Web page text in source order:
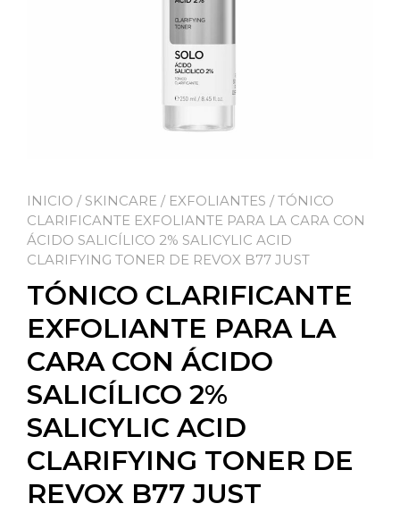
INICIO / SKINCARE / EXFOLIANTES / TÓNICO
CLARIFICANTE EXFOLIANTE PARA LA CARA CON
ÁCIDO SALICÍLICO 2% SALICYLIC ACID
CLARIFYING TONER DE REVOX B77 JUST
TÓNICO CLARIFICANTE
EXFOLIANTE PARA LA
CARA CON ÁCIDO
SALICÍLICO 2%
SALICYLIC ACID
CLARIFYING TONER DE
REVOX B77 JUST